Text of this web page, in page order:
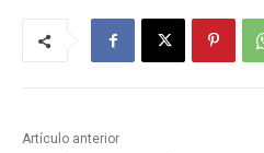
Artículo anterior